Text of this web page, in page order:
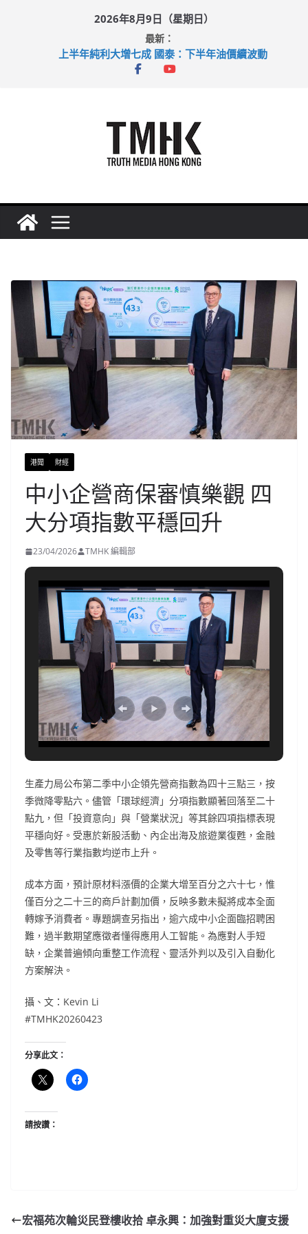
2026年8月9日（星期日）
最新：
上半年純利大增七成 國泰：下半年油價續波動
拜仁熱身賽挫維拉 啟德主場館奪錦標
港聞 財經
中小企營商保審慎樂觀 四
大分項指數平穩回升
23/04/2026 TMHK 編輯部
生產力局公布第二季中小企領先營商指數為四十三點三，按
季微降零點六。儘管「環球經濟」分項指數顯著回落至二十
點九，但「投資意向」與「營業狀況」等其餘四項指標表現
平穩向好。受惠於新股活動、內企出海及旅遊業復甦，金融
及零售等行業指數均逆市上升。
成本方面，預計原材料漲價的企業大增至百分之六十七，惟
僅百分之二十三的商戶計劃加價，反映多數未擬將成本全面
轉嫁予消費者。專題調查另指出，逾六成中小企面臨招聘困
難，過半數期望應徵者懂得應用人工智能。為應對人手短
缺，企業普遍傾向重整工作流程、靈活外判以及引入自動化
方案解決。
攝、文：Kevin Li
#TMHK20260423
分享此文：
請按讚：
宏福苑次輪災民登樓收拾 卓永興：加強對重災大廈支援